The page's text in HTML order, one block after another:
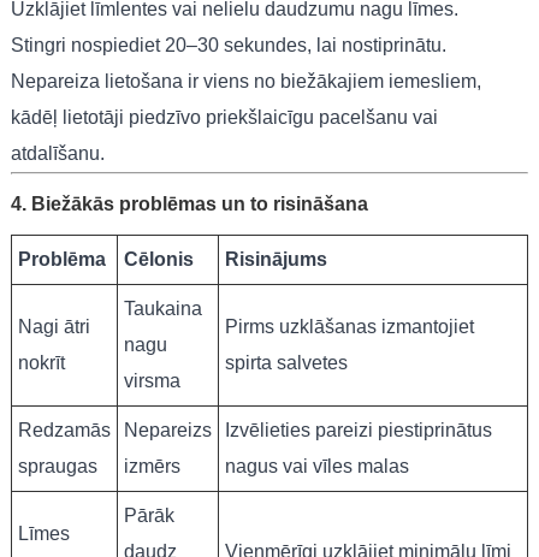
Uzklājiet līmlentes vai nelielu daudzumu nagu līmes.
Stingri nospiediet 20–30 sekundes, lai nostiprinātu.
Nepareiza lietošana ir viens no biežākajiem iemesliem,
kādēļ lietotāji piedzīvo priekšlaicīgu pacelšanu vai
atdalīšanu.
4. Biežākās problēmas un to risināšana
Problēma Cēlonis Risinājums
Nagi ātri
nokrīt
Taukaina
nagu
virsma
Pirms uzklāšanas izmantojiet
spirta salvetes
Redzamās
spraugas
Nepareizs
izmērs
Izvēlieties pareizi piestiprinātus
nagus vai vīles malas
Līmes
Pārāk
daudz
Vienmērīgi uzklājiet minimālu līmi